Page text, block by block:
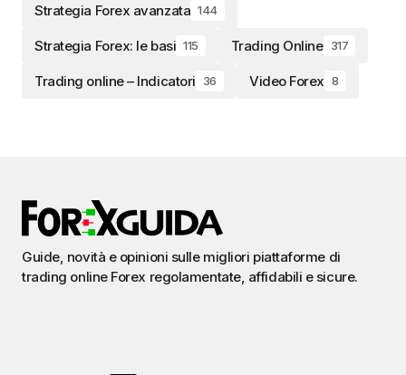
Strategia Forex avanzata 144
Strategia Forex: le basi 115 Trading Online 317
Trading online – Indicatori 36 Video Forex 8
Guide, novità e opinioni sulle migliori piattaforme di
trading online Forex regolamentate, affidabili e sicure.